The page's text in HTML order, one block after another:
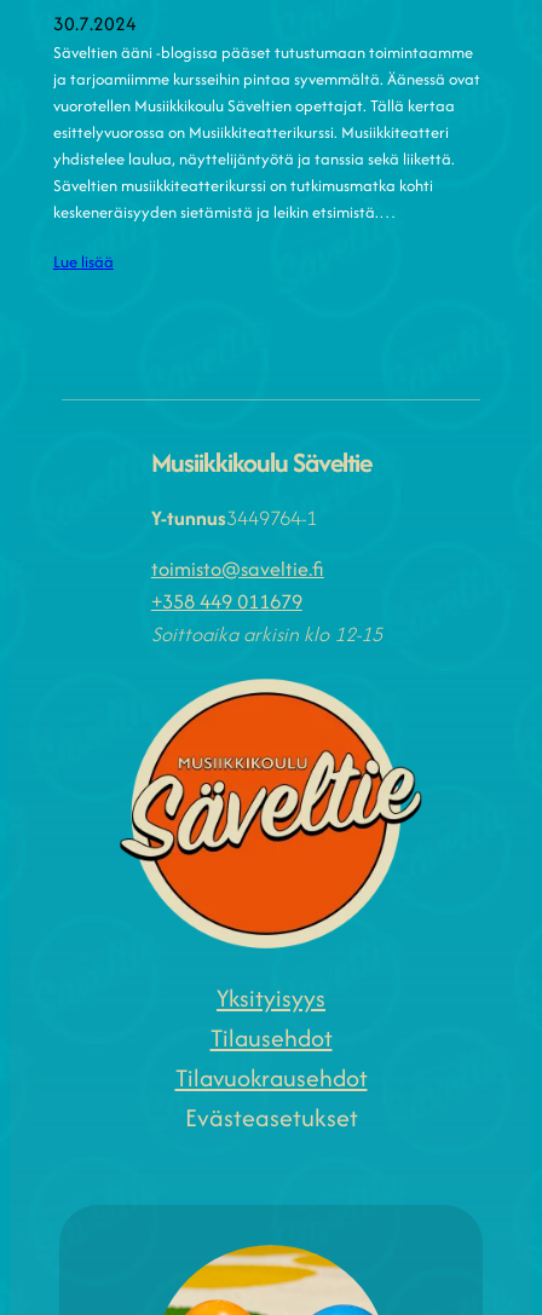
30.7.2024
Säveltien ääni -blogissa pääset tutustumaan toimintaamme
ja tarjoamiimme kursseihin pintaa syvemmältä. Äänessä ovat
vuorotellen Musiikkikoulu Säveltien opettajat. Tällä kertaa
esittelyvuorossa on Musiikkiteatterikurssi. Musiikkiteatteri
yhdistelee laulua, näyttelijäntyötä ja tanssia sekä liikettä.
Säveltien musiikkiteatterikurssi on tutkimusmatka kohti
keskeneräisyyden sietämistä ja leikin etsimistä.…
Lue lisää
Musiikkikoulu Säveltie
Y-tunnus3449764-1
toimisto@saveltie.fi
+358 449 011679
Soittoaika arkisin klo 12-15
Yksityisyys
Tilausehdot
Tilavuokrausehdot
Evästeasetukset